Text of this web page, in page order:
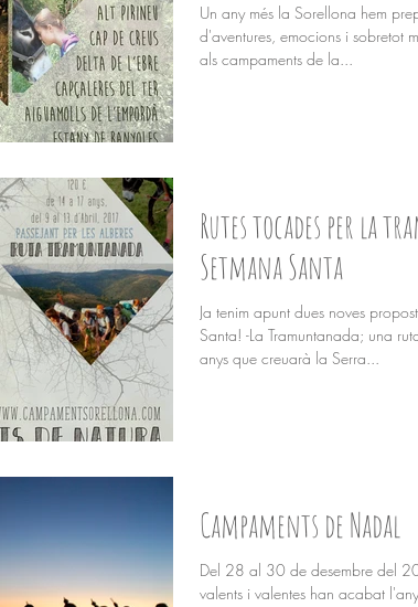
Un any més la Sorellona hem
d'aventures, emocions i sobretot
als campaments de la...
Rutes tocades per la
Setmana Santa
Ja tenim apunt dues noves
Santa! -La Tramuntanada; una
anys que creuarà la Serra...
Campaments de Nadal
Del 28 al 30 de desembre del
valents i valentes han acabat